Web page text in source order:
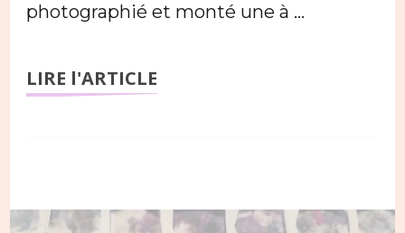
photographié et monté une à …
LIRE l'ARTICLE